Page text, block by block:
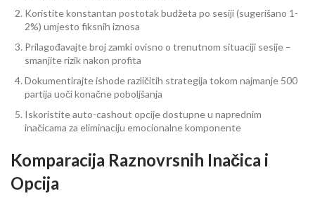
Koristite konstantan postotak budžeta po sesiji (sugerišano 1-
2%) umjesto fiksnih iznosa
Prilagođavajte broj zamki ovisno o trenutnom situaciji sesije –
smanjite rizik nakon profita
Dokumentirajte ishode različitih strategija tokom najmanje 500
partija uoči konačne poboljšanja
Iskoristite auto-cashout opcije dostupne u naprednim
inačicama za eliminaciju emocionalne komponente
Komparacija Raznovrsnih Inačica i
Opcija